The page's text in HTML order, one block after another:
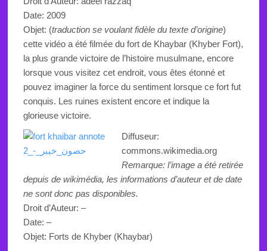
Date: 2009
Objet: (traduction se voulant fidèle du texte d’origine)
cette vidéo a été filmée du fort de Khaybar (Khyber Fort),
la plus grande victoire de l’histoire musulmane, encore
lorsque vous visitez cet endroit, vous êtes étonné et
pouvez imaginer la force du sentiment lorsque ce fort fut
conquis. Les ruines existent encore et indique la
glorieuse victoire.
Diffuseur:
commons.wikimedia.org
Remarque: l’image a été retirée
depuis de wikimédia, les informations d’auteur et de date
ne sont donc pas disponibles.
Droit d’Auteur: –
Date: –
Objet: Forts de Khyber(Khaybar)